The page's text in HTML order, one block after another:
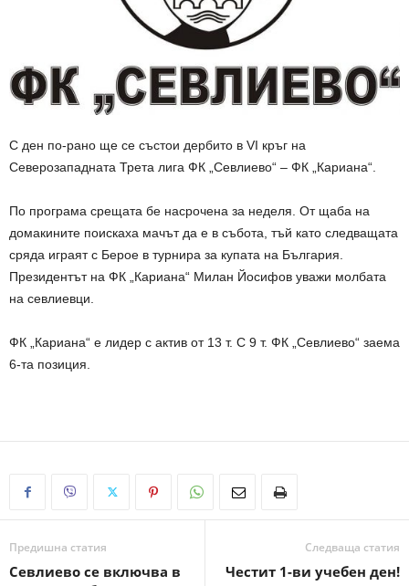
С ден по-рано ще се състои дербито в VI кръг на
Северозападната Трета лига ФК „Севлиево“ – ФК „Кариана“.
По програма срещата бе насрочена за неделя. От щаба на
домакините поискаха мачът да е в събота, тъй като следващата
сряда играят с Берое в турнира за купата на България.
Президентът на ФК „Кариана“ Милан Йосифов уважи молбата
на севлиевци.
ФК „Кариана“ е лидер с актив от 13 т. С 9 т. ФК „Севлиево“ заема
6-та позиция.
Предишна статия
Севлиево се включва в
Следваща статия
Честит 1-ви учебен ден!